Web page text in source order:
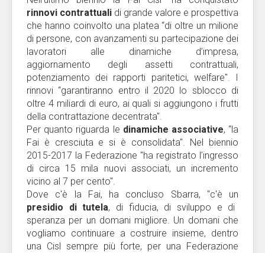
rinnovi contrattuali di grande valore e prospettiva
che hanno coinvolto una platea “di oltre un milione
di persone, con avanzamenti su partecipazione dei
lavoratori alle dinamiche d’impresa,
aggiornamento degli assetti contrattuali,
potenziamento dei rapporti paritetici, welfare". I
rinnovi “garantiranno entro il 2020 lo sblocco di
oltre 4 miliardi di euro, ai quali si aggiungono i frutti
della contrattazione decentrata".
Per quanto riguarda le dinamiche associative, “la
Fai è cresciuta e si è consolidata". Nel biennio
2015-2017 la Federazione "ha registrato l’ingresso
di circa 15 mila nuovi associati, un incremento
vicino al 7 per cento".
Dove c'è la Fai, ha concluso Sbarra, "c'è un
presidio di tutela, di fiducia, di sviluppo e di
speranza per un domani migliore. Un domani che
vogliamo continuare a costruire insieme, dentro
una Cisl sempre più forte, per una Federazione